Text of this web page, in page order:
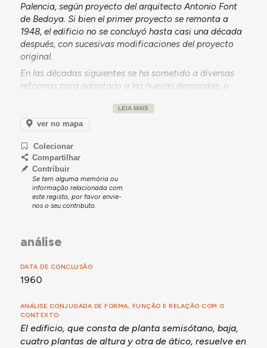
Palencia, según proyecto del arquitecto Antonio Font
de Bedoya. Si bien el primer proyecto se remonta a
1948, el edificio no se concluyó hasta casi una década
después, con sucesivas modificaciones del proyecto
original.
En las décadas siguientes se ha sometido a diversas
reformas para adaptarlo a las nuevas demandas, o
que contiene, como la intervención desarrollada en el
año 2007 en el bajorrelieve alegórico de la sanidad que
la actualidad (2024)mantiene su función original como
equipamiento institucional vinculado a la sanidad,
acogiendo la sede del Servicio Territorial de Sanidad y
Bienestar Social de la Junta de Castilla y León en
Palencia.
LEIA MAIS
ver no mapa
Colecionar
Compartilhar
Contribuir
Se tem alguma memória ou
informação relacionada com
este registo, por favor envie-
nos o seu contributo.
análise
DATA DE CONCLUSÃO
1960
ANÁLISE CONJUGADA DE FORMA, FUNÇÃO E RELAÇÃO COM O
CONTEXTO
El edificio, que consta de planta semisótano, baja,
cuatro plantas de altura y otra de ático, resuelve en